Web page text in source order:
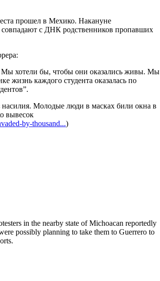
прошел в Мехико. Накануне
с ДНК родственников пропавших
хотели бы, чтобы они оказались живы. Мы
жизнь каждого студента оказалась по
насилия. Молодые люди в масках били окна в
вывесок
by-thousand...)
in the nearby state of Michoacan reportedly
possibly planning to take them to Guerrero to